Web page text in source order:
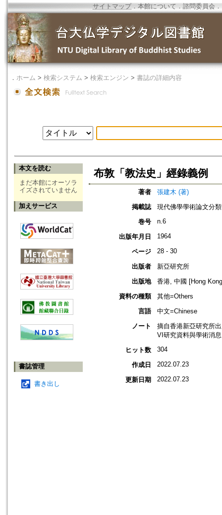
サイトマップ．本館について ． 諮問委員会 ．
． ホーム > 検索システム > 検索エンジン > 書誌の詳細内容
本文を読む
まだ本館にオーソラ
イズされていません
加えサービス
書誌管理
書き出し
布敦「教法史」經錄義例
著者
張建木 (著)
掲載誌
現代佛學學術論文分
巻号
n.6
出版年月日 1964
ページ 28 - 30
出版者
新亞研究所
出版地
香港, 中國 [Hong
資料の種類
其他=Others
言語
中文=Chinese
ノート
摘自香港新亞研究所
VI研究資料與學術消息
ヒット数
304
作成日 2022.07.23
更新日期 2022.07.23